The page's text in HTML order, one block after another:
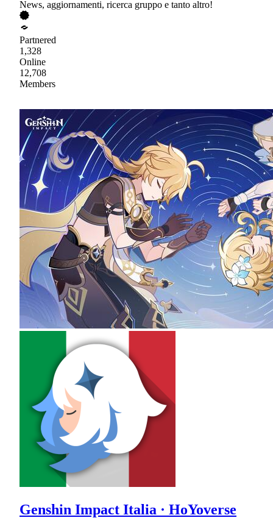
News, aggiornamenti, ricerca gruppo e tanto altro!
Partnered
1,328
Online
12,708
Members
Genshin Impact Italia · HoYoverse